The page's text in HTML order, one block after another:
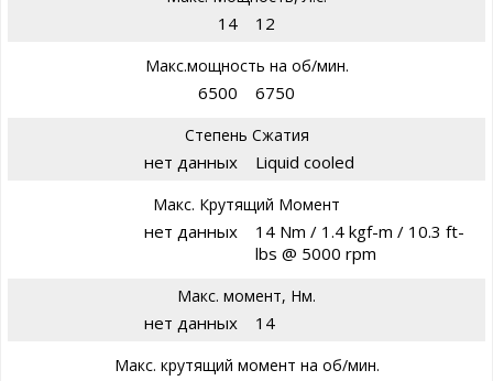
14 12
Макс.мощность на об/мин.
6500 6750
Степень Сжатия
нет данных Liquid cooled
Макс. Крутящий Момент
нет данных
14 Nm / 1.4 kgf-m / 10.3 ft-
lbs @ 5000 rpm
Макс. момент, Нм.
нет данных 14
Макс. крутящий момент на об/мин.